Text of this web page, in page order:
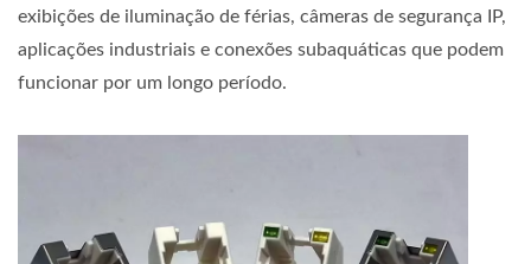
exibições de iluminação de férias, câmeras de segurança IP,
aplicações industriais e conexões subaquáticas que podem
funcionar por um longo período.